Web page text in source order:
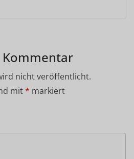
Kommentar
nicht veröffentlicht.
mit* markiert